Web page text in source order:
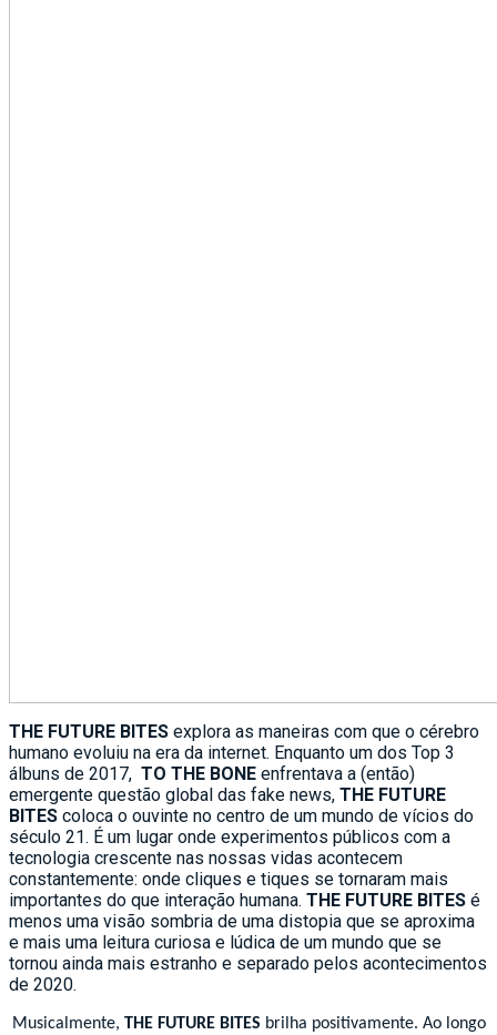
THE FUTURE BITES explora as maneiras com que o cérebro
humano evoluiu na era da internet. Enquanto um dos Top 3
álbuns de 2017, TO THE BONE enfrentava a (então)
emergente questão global das fake news, THE FUTURE
BITES coloca o ouvinte no centro de um mundo de vícios do
século 21. É um lugar onde experimentos públicos com a
tecnologia crescente nas nossas vidas acontecem
constantemente: onde cliques e tiques se tornaram mais
importantes do que interação humana. THE FUTURE BITES é
menos uma visão sombria de uma distopia que se aproxima
e mais uma leitura curiosa e lúdica de um mundo que se
tornou ainda mais estranho e separado pelos acontecimentos
de 2020.
Musicalmente, THE FUTURE BITES brilha positivamente. Ao longo